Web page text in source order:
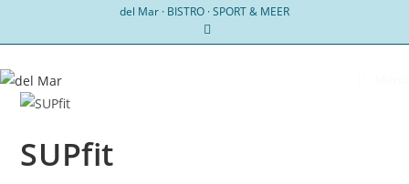
del Mar · BISTRO · SPORT & MEER
SUPfit